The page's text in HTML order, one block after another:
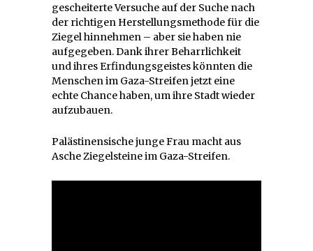
gescheiterte Versuche auf der Suche nach
der richtigen Herstellungsmethode für die
Ziegel hinnehmen – aber sie haben nie
aufgegeben. Dank ihrer Beharrlichkeit
und ihres Erfindungsgeistes könnten die
Menschen im Gaza-Streifen jetzt eine
echte Chance haben, um ihre Stadt wieder
aufzubauen.
Palästinensische junge Frau macht aus
Asche Ziegelsteine im Gaza-Streifen.